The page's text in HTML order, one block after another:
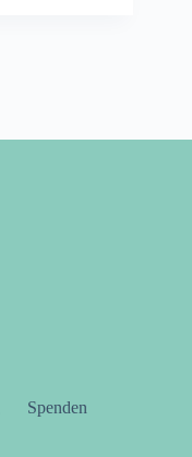
Spenden